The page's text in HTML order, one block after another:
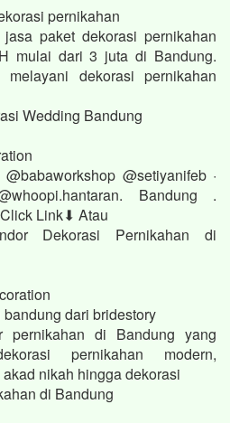
pernikahan
paket dekorasi pernikahan
mulai dari 3 juta di Bandung.
dekorasi pernikahan
Wedding Bandung
@setiyanifeb ·
Bandung .
Link⬇ Atau
Dekorasi Pernikahan di
dari bridestory
pernikahan di Bandung yang
pernikahan modern,
nikah hingga dekorasi
di Bandung